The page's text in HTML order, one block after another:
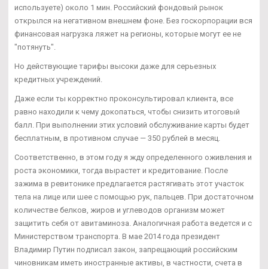
используете) около 1 мин. Российский фондовый рынок
открылся на негативном внешнем фоне. Без госкорпорации вся
финансовая нагрузка ляжет на регионы, которые могут ее не
"потянуть".
Но действующие тарифы высоки даже для серьезных
кредитных учреждений.
Даже если ты корректно проконсультировал клиента, все
равно находили к чему докопаться, чтобы снизить итоговый
балл. При выполнении этих условий обслуживание карты будет
бесплатным, в противном случае — 350 рублей в месяц.
Соответственно, в этом году я жду определенного оживления и
роста экономики, тогда вырастет и кредитование. После
зажима в ревитонике предлагается растягивать этот участок
тела на лице или шее с помощью рук, пальцев. При достаточном
количестве белков, жиров и углеводов организм может
защитить себя от авитаминоза. Аналогичная работа ведется и с
Министерством транспорта. В мае 2014 года президент
Владимир Путин подписал закон, запрещающий российским
чиновникам иметь иностранные активы, в частности, счета в